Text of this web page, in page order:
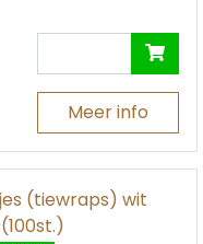
Meer info
(tiewraps) wit